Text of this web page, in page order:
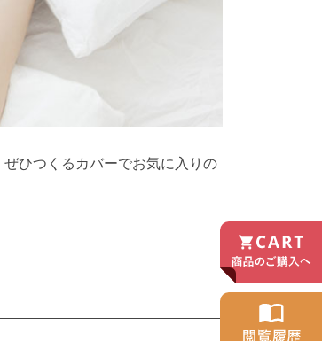
ひつくるカバーでお気に入りの